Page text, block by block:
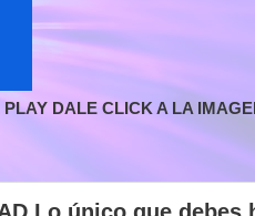
DALE CLICK A LA